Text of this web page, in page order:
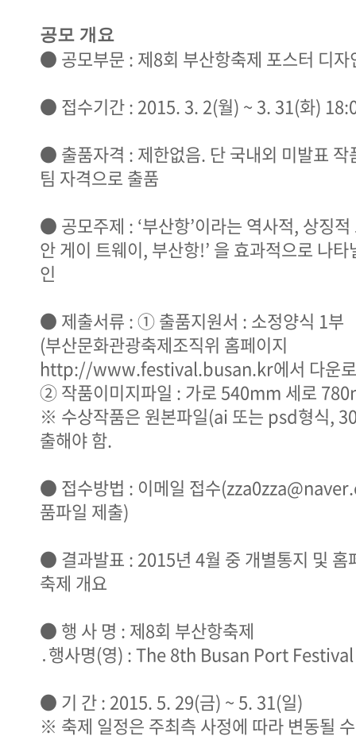
공모 개요
● 공모부문 : 제8회 부산항축제 포스터 디자
● 접수기간 : 2015. 3. 2(월) ~ 3. 31(화)
● 출품자격 : 제한없음. 단 국내외 미발표 작
팀 자격으로 출품
● 공모주제 : ‘부산항’이라는 역사적, 상징
안 게이 트웨이, 부산항!’ 을 효과적으로 나
인
● 제출서류 : ① 출품지원서 : 소정양식 1부
(부산문화관광축제조직위 홈페이지
http://www.festival.busan.kr에서 다운
② 작품이미지파일 : 가로 540mm 세로
※ 수상작품은 원본파일(ai 또는 psd형식,
출해야 함.
● 접수방법 : 이메일 접수
품파일 제출)
● 결과발표 : 2015년 4월 중 개별통지 및 홈
축제 개요
● 행 사 명 : 제8회 부산항축제
․행사명(영) : The 8th Busan Port Festival
● 기 간 : 2015. 5. 29(금) ~ 5. 31(일)
※ 축제 일정은 주최측 사정에 따라 변동될